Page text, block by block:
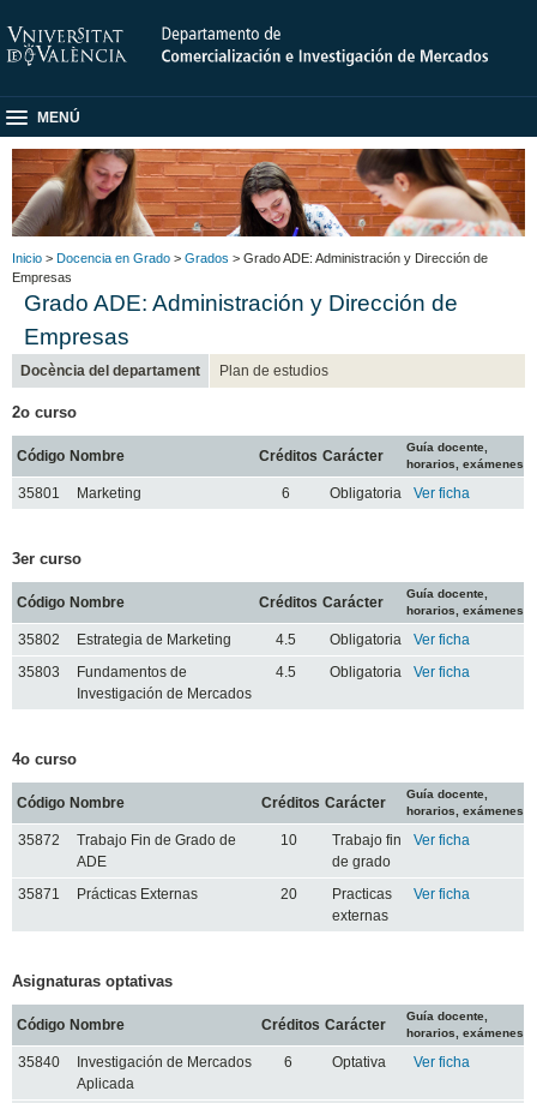
MENÚ
Inicio > Docencia en Grado > Grados > Grado ADE: Administración y Dirección de
Empresas
Grado ADE: Administración y Dirección de
Empresas
Docència del departament Plan de estudios
2o curso
Código Nombre Créditos Carácter
Guía docente,
horarios, exámenes
35801 Marketing 6 Obligatoria Ver ficha
3er curso
Código Nombre Créditos Carácter
Guía docente,
horarios, exámenes
35802 Estrategia de Marketing 4.5 Obligatoria
Ver ficha
35803
Fundamentos de
Investigación de Mercados
4.5 Obligatoria Ver ficha
4o curso
Código Nombre Créditos Carácter
Guía docente,
horarios, exámenes
35872
Trabajo Fin de Grado de
ADE
10
Trabajo fin
de grado
Ver ficha
35871 Prácticas Externas 20
Practicas
externas
Ver ficha
Asignaturas optativas
Código Nombre Créditos Carácter
Guía docente,
horarios, exámenes
35840
Investigación de Mercados
Aplicada
6 Optativa Ver ficha